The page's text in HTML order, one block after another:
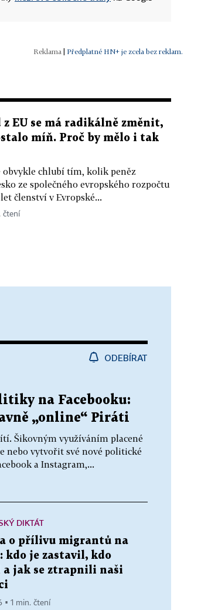
| Předplatné HN+ je zcela bez reklam.
EU se má radikálně změnit,
míň. Proč by mělo i tak
obvykle chlubí tím, kolik peněz
ze společného evropského rozpočtu
členství v Evropské...
čtení
ODEBÍRAT
na Facebooku:
„online“ Piráti
Šikovným využíváním placené
nebo vytvořit své nové politické
a Instagram,...
DIKTÁT
o přílivu migrantů na
kdo je zastavil, kdo
a jak se ztrapnili naši
▪ 1 min. čtení